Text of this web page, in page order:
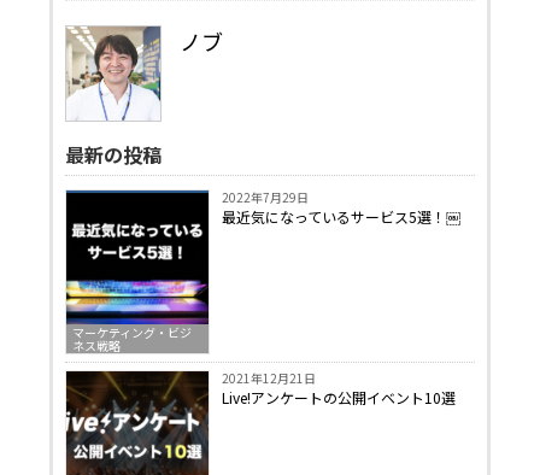
ノブ
最新の投稿
マーケティング・ビジ
ネス戦略
2022年7月29日
最近気になっているサービス5選！￼
2021年12月21日
Live!アンケートの公開イベント10選